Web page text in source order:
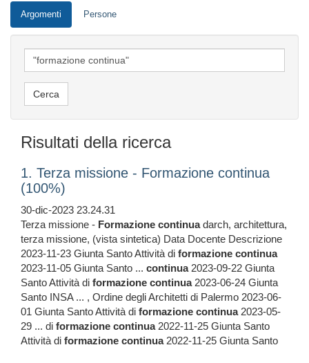
Argomenti Persone
Risultati della ricerca
1. Terza missione - Formazione continua
(100%)
30-dic-2023 23.24.31
Terza missione - Formazione continuadarch, architettura,
terza missione, (vista sintetica) Data Docente Descrizione
2023-11-23 Giunta Santo Attività di formazione continua
2023-11-05 Giunta Santo ... continua2023-09-22 Giunta
Santo Attività di formazione continua2023-06-24 Giunta
Santo INSA ... , Ordine degli Architetti di Palermo 2023-06-
01 Giunta Santo Attività di formazione continua2023-05-
29 ... di formazione continua2022-11-25 Giunta Santo
Attività di formazione continua2022-11-25 Giunta Santo